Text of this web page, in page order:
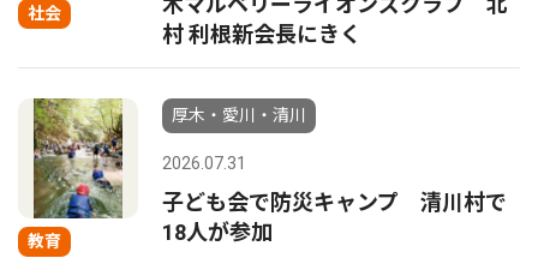
社会
村 利根新会長にきく
教育
厚木・愛川・清川
2026.07.31
子ども会で防災キャンプ 清川村で
18人が参加